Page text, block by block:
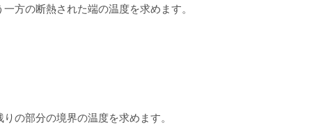
方の断熱された端の温度を求めます。
の部分の境界の温度を求めます。